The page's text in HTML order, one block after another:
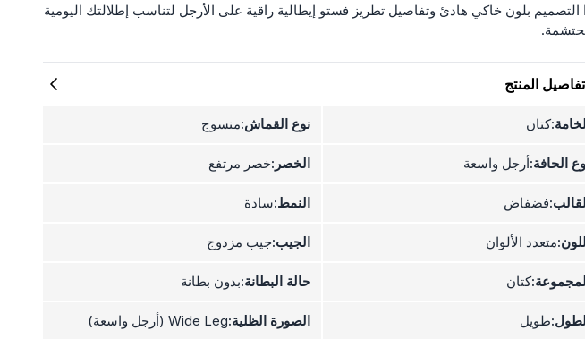
التصميم بلون خاكي هادئ وتفاصيل تطريز فستو إيطالية راقية على الأرجل لتناسب إطلالتك اليومية
تفاصيل المنتج
كتان نوع القماش:منسوج
الحافة:أرجل واسعة الخصر:خصر مرتفع
فضفاض النمط:سادة
متعدد الألوان الجيب:جيب مزدوج
كتان حالة البطانة:بدون بطانة
طويل الصورة الظلية:Wide Leg (أرجل واسعة)